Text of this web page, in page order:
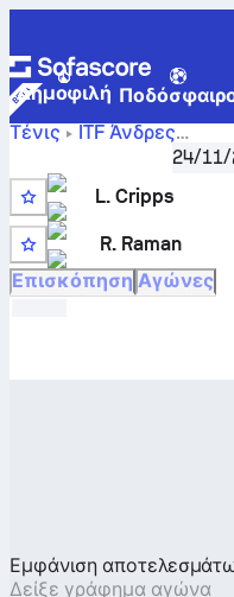
Δημοφιλή
Τένις
ITF Άνδρες
Luanda, Singles
Cripps
αποτελέσματα
24/11/
L. Cripps
9
R. Raman
Επισκόπηση Αγώνες
Εμφάνιση
Δείξε γράφημα αγώνα